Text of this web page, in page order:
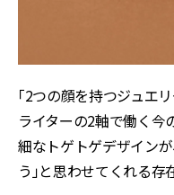
「2つの顔を持つジュエ
ライターの2軸で働く今
細なトゲトゲデザインが
う」と思わせてくれる存